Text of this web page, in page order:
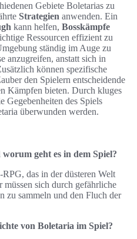
Gebiete Boletarias zu
Strategien anwenden. Ein
kann helfen, Bosskämpfe
Ressourcen effizient zu
ständig im Auge zu
anzugreifen, anstatt sich in
können spezifische
den Spielern entscheidende
Kämpfen bieten. Durch kluges
Gegebenheiten des Spiels
überwunden werden.
worum geht es in dem Spiel?
das in der düsteren Welt
sich durch gefährliche
zu sammeln und den Fluch der
von Boletaria im Spiel?